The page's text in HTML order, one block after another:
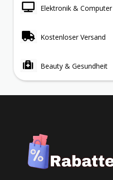
Elektronik & Computer
Kostenloser Versand
Beauty & Gesundheit